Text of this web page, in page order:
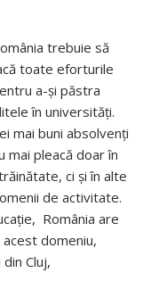
trebuie să
toate eforturile
a-şi păstra
în universităţi.
mai buni absolvenţi
mai pleacă doar în
ci şi în alte
de activitate.
România are
domeniu,
Cluj,